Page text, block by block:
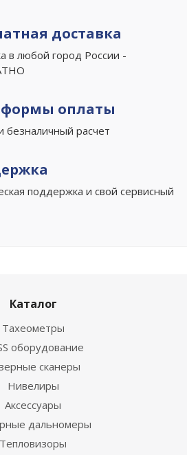
доставка
в любой город России -
оплаты
безналичный расчет
поддержка и свой сервисный
Каталог
Тахеометры
оборудование
сканеры
Нивелиры
Аксессуары
дальномеры
Тепловизоры